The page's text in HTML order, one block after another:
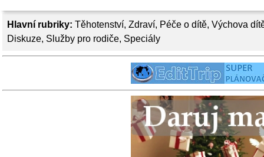
Hlavní rubriky: Těhotenství, Zdraví, Péče o dítě, Výchova
Diskuze, Služby pro rodiče, Speciály